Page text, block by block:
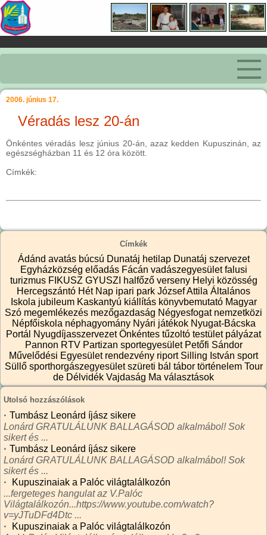
2006. június 17.
Véradás lesz 20-án
Önkéntes véradás lesz június 20-án, azaz kedden Kupuszinán, az
egészségházban 11 és 12 óra között.
Címkék:
Címkék
Ádánd avatás búcsú Dunatáj hetilap Dunatáj szervezet
Egyházközség előadás Fácán vadászegyesületfalusi
turizmus FIKUSZ GYUSZI halfőző verseny Helyi közösség
Hercegszántó Hét Nap ipari park József Attila Általános
Iskola jubileum Kaskantyú kiállítás könyvbemutató Magyar
Szó megemlékezés mezőgazdaság Négyesfogat nemzetközi
Népfőiskola néphagyomány Nyári játékok Nyugat-Bácska
Portál
NyugdíjasszervezetÖnkéntes tűzoltó testület pályázat
Pannon RTV Partizan sportegyesület Petőfi Sándor
Művelődési Egyesület rendezvény riport Silling István sport
Süllő sporthorgászegyesületszüreti bál tábor történelem Tour
de Délvidék Vajdaság Ma választások
Utolsó hozzászólások
· Tumbász Leonárd íjász sikere
Lonárd GRATULÁLUNK BALLAGÁSOD alkalmábol! Sok
sikert és ...
· Tumbász Leonárd íjász sikere
Lonárd GRATULÁLUNK BALLAGÁSOD alkalmábol! Sok
sikert és ...
·
Kupuszinaiak a Palóc világtalálkozón
...fergeteges hangulat az V.Palóc
Világtalálkozón...https://www.youtube.com/watch?
v=yJTuDFd4Dtc ...
·
Kupuszinaiak a Palóc világtalálkozón